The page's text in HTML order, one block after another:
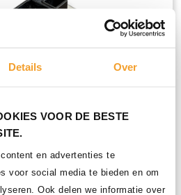
Details Over
VOOR DE BESTE
en advertenties te
voor social media te bieden en om
Ook delen we informatie over